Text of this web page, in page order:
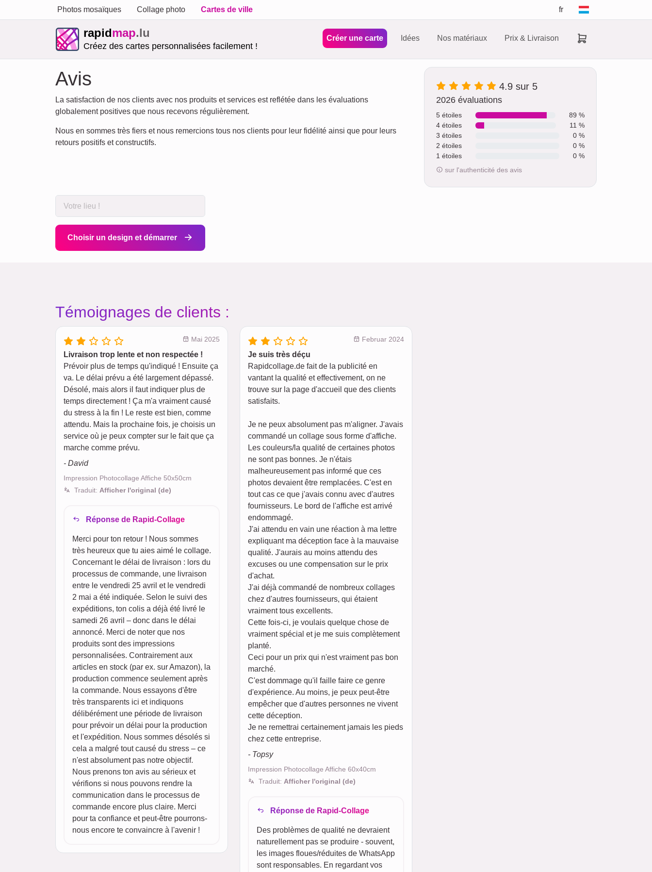
Photos mosaïques Collage photo Cartes de ville fr
rapidmap.lu
Créez des cartes personnalisées facilement !
Créer une carte Idées Nos matériaux Prix & Livraison
Avis
La satisfaction de nos clients avec nos produits et services est reflétée dans les évaluations
globalement positives que nous recevons régulièrement.
Nous en sommes très fiers et nous remercions tous nos clients pour leur fidélité ainsi que pour leurs
retours positifs et constructifs.
4.9 sur 5
2026 évaluations
5 étoiles
89 %
4 étoiles
11 %
3 étoiles
0 %
2 étoiles
0 %
1 étoiles
0 %
sur l'authenticité des avis
Choisir un design et démarrer
Témoignages de clients :
Mai 2025
Livraison trop lente et non respectée !
Prévoir plus de temps qu'indiqué ! Ensuite ça
va. Le délai prévu a été largement dépassé.
Désolé, mais alors il faut indiquer plus de
temps directement ! Ça m'a vraiment causé
du stress à la fin ! Le reste est bien, comme
attendu. Mais la prochaine fois, je choisis un
service où je peux compter sur le fait que ça
marche comme prévu.
- David
Impression Photocollage Affiche 50x50cm
Traduit: Afficher l'original (de)
Réponse de Rapid-Collage
Merci pour ton retour ! Nous sommes
très heureux que tu aies aimé le collage.
Concernant le délai de livraison : lors du
processus de commande, une livraison
entre le vendredi 25 avril et le vendredi
2 mai a été indiquée. Selon le suivi des
expéditions, ton colis a déjà été livré le
samedi 26 avril – donc dans le délai
annoncé. Merci de noter que nos
produits sont des impressions
personnalisées. Contrairement aux
articles en stock (par ex. sur Amazon), la
production commence seulement après
la commande. Nous essayons d'être
très transparents ici et indiquons
délibérément une période de livraison
pour prévoir un délai pour la production
et l'expédition. Nous sommes désolés si
cela a malgré tout causé du stress – ce
n'est absolument pas notre objectif.
Nous prenons ton avis au sérieux et
vérifions si nous pouvons rendre la
communication dans le processus de
commande encore plus claire. Merci
pour ta confiance et peut-être pourrons-
nous encore te convaincre à l'avenir !
Februar 2024
Je suis très déçu
Rapidcollage.de fait de la publicité en
vantant la qualité et effectivement, on ne
trouve sur la page d'accueil que des clients
satisfaits.
Je ne peux absolument pas m'aligner. J'avais
commandé un collage sous forme d'affiche.
Les couleurs/la qualité de certaines photos
ne sont pas bonnes. Je n'étais
malheureusement pas informé que ces
photos devaient être remplacées. C'est en
tout cas ce que j'avais connu avec d'autres
fournisseurs. Le bord de l'affiche est arrivé
endommagé.
J'ai attendu en vain une réaction à ma lettre
expliquant ma déception face à la mauvaise
qualité. J'aurais au moins attendu des
excuses ou une compensation sur le prix
d'achat.
J'ai déjà commandé de nombreux collages
chez d'autres fournisseurs, qui étaient
vraiment tous excellents.
Cette fois-ci, je voulais quelque chose de
vraiment spécial et je me suis complètement
planté.
Ceci pour un prix qui n'est vraiment pas bon
marché.
C'est dommage qu'il faille faire ce genre
d'expérience. Au moins, je peux peut-être
empêcher que d'autres personnes ne vivent
cette déception.
Je ne remettrai certainement jamais les pieds
chez cette entreprise.
- Topsy
Impression Photocollage Affiche 60x40cm
Traduit: Afficher l'original (de)
Réponse de Rapid-Collage
Des problèmes de qualité ne devraient
naturellement pas se produire - souvent,
les images floues/réduites de WhatsApp
sont responsables. En regardant vos